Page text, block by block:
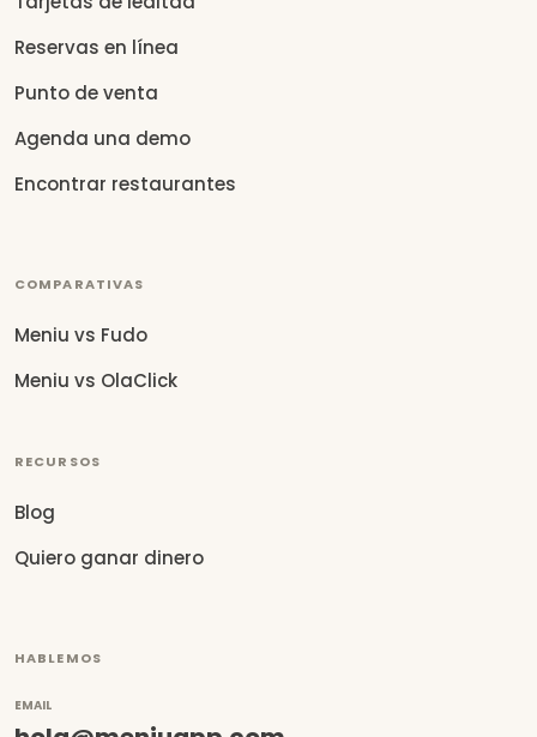
Reservas en línea
Punto de venta
Agenda una demo
Encontrar restaurantes
COMPARATIVAS
Meniu vs Fudo
Meniu vs OlaClick
RECURSOS
Blog
Quiero ganar dinero
HABLEMOS
EMAIL